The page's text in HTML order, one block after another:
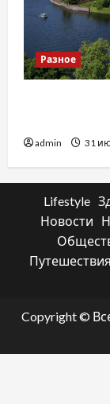
Разное
admin 31
Lifestyle
Новости
Путешествия
Copyright ©